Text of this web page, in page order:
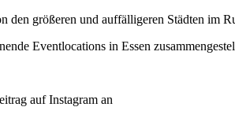
den größeren und auffälligeren Städten im
Eventlocations in Essen
auf Instagram an